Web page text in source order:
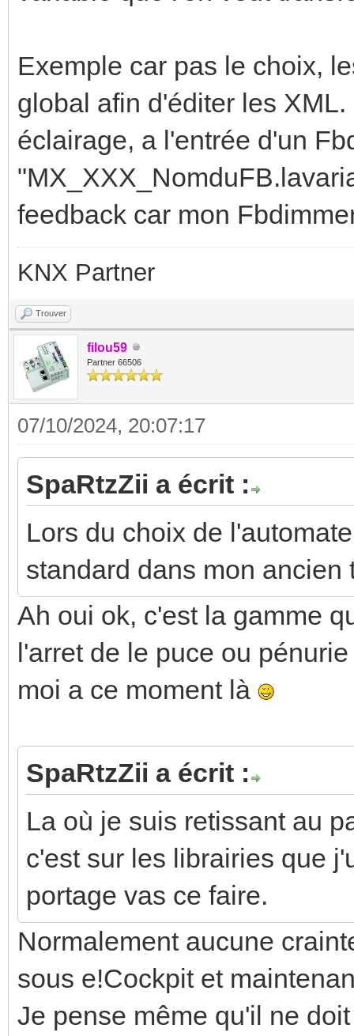
Exemple car pas le choix,
global afin d'éditer les
éclairage, a l'entrée d'un
feedback car mon
KNX Partner
Trouver
filou59
Partner 66506
07/10/2024, 20:07:17
SpaRtzZii a écrit :
Lors du choix de
standard dans mon ancien
Ah oui ok, c'est la gamme
l'arret de le puce ou
moi a ce moment là
SpaRtzZii a écrit :
La où je suis retissant au
c'est sur les librairies que
portage vas ce faire.
Normalement aucune
sous e!Cockpit et
Je pense même qu'il ne